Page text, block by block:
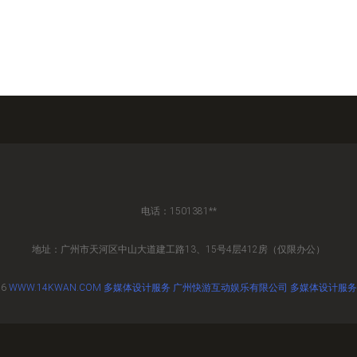
电话：1501381**
地址：广州市天河区中山大道建工路13、15号4层412房（仅限办公）
WWW.14KWAN.COM 多媒体设计服务 广州快游互动娱乐有限公司 多媒体设计服务